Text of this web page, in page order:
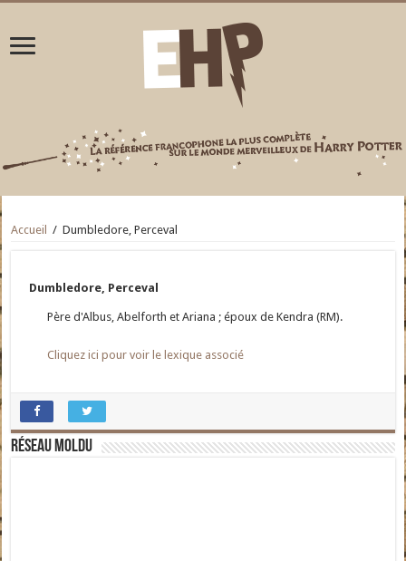
Accueil / Dumbledore, Perceval
Dumbledore, Perceval
Père d'Albus, Abelforth et Ariana ; époux de Kendra (RM).
Cliquez ici pour voir le lexique associé
Réseau moldu